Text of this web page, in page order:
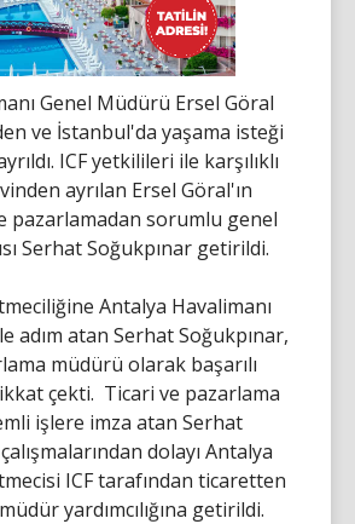
Genel Müdürü Ersel Göral
ve İstanbul'da yaşama isteği
ICF yetkilileri ile karşılıklı
ayrılan Ersel Göral'ın
pazarlamadan sorumlu genel
Serhat Soğukpınar getirildi.
Antalya Havalimanı
adım atan Serhat Soğukpınar,
müdürü olarak başarılı
çekti. Ticari ve pazarlama
işlere imza atan Serhat
dolayı Antalya
ICF tarafından ticaretten
yardımcılığına getirildi.